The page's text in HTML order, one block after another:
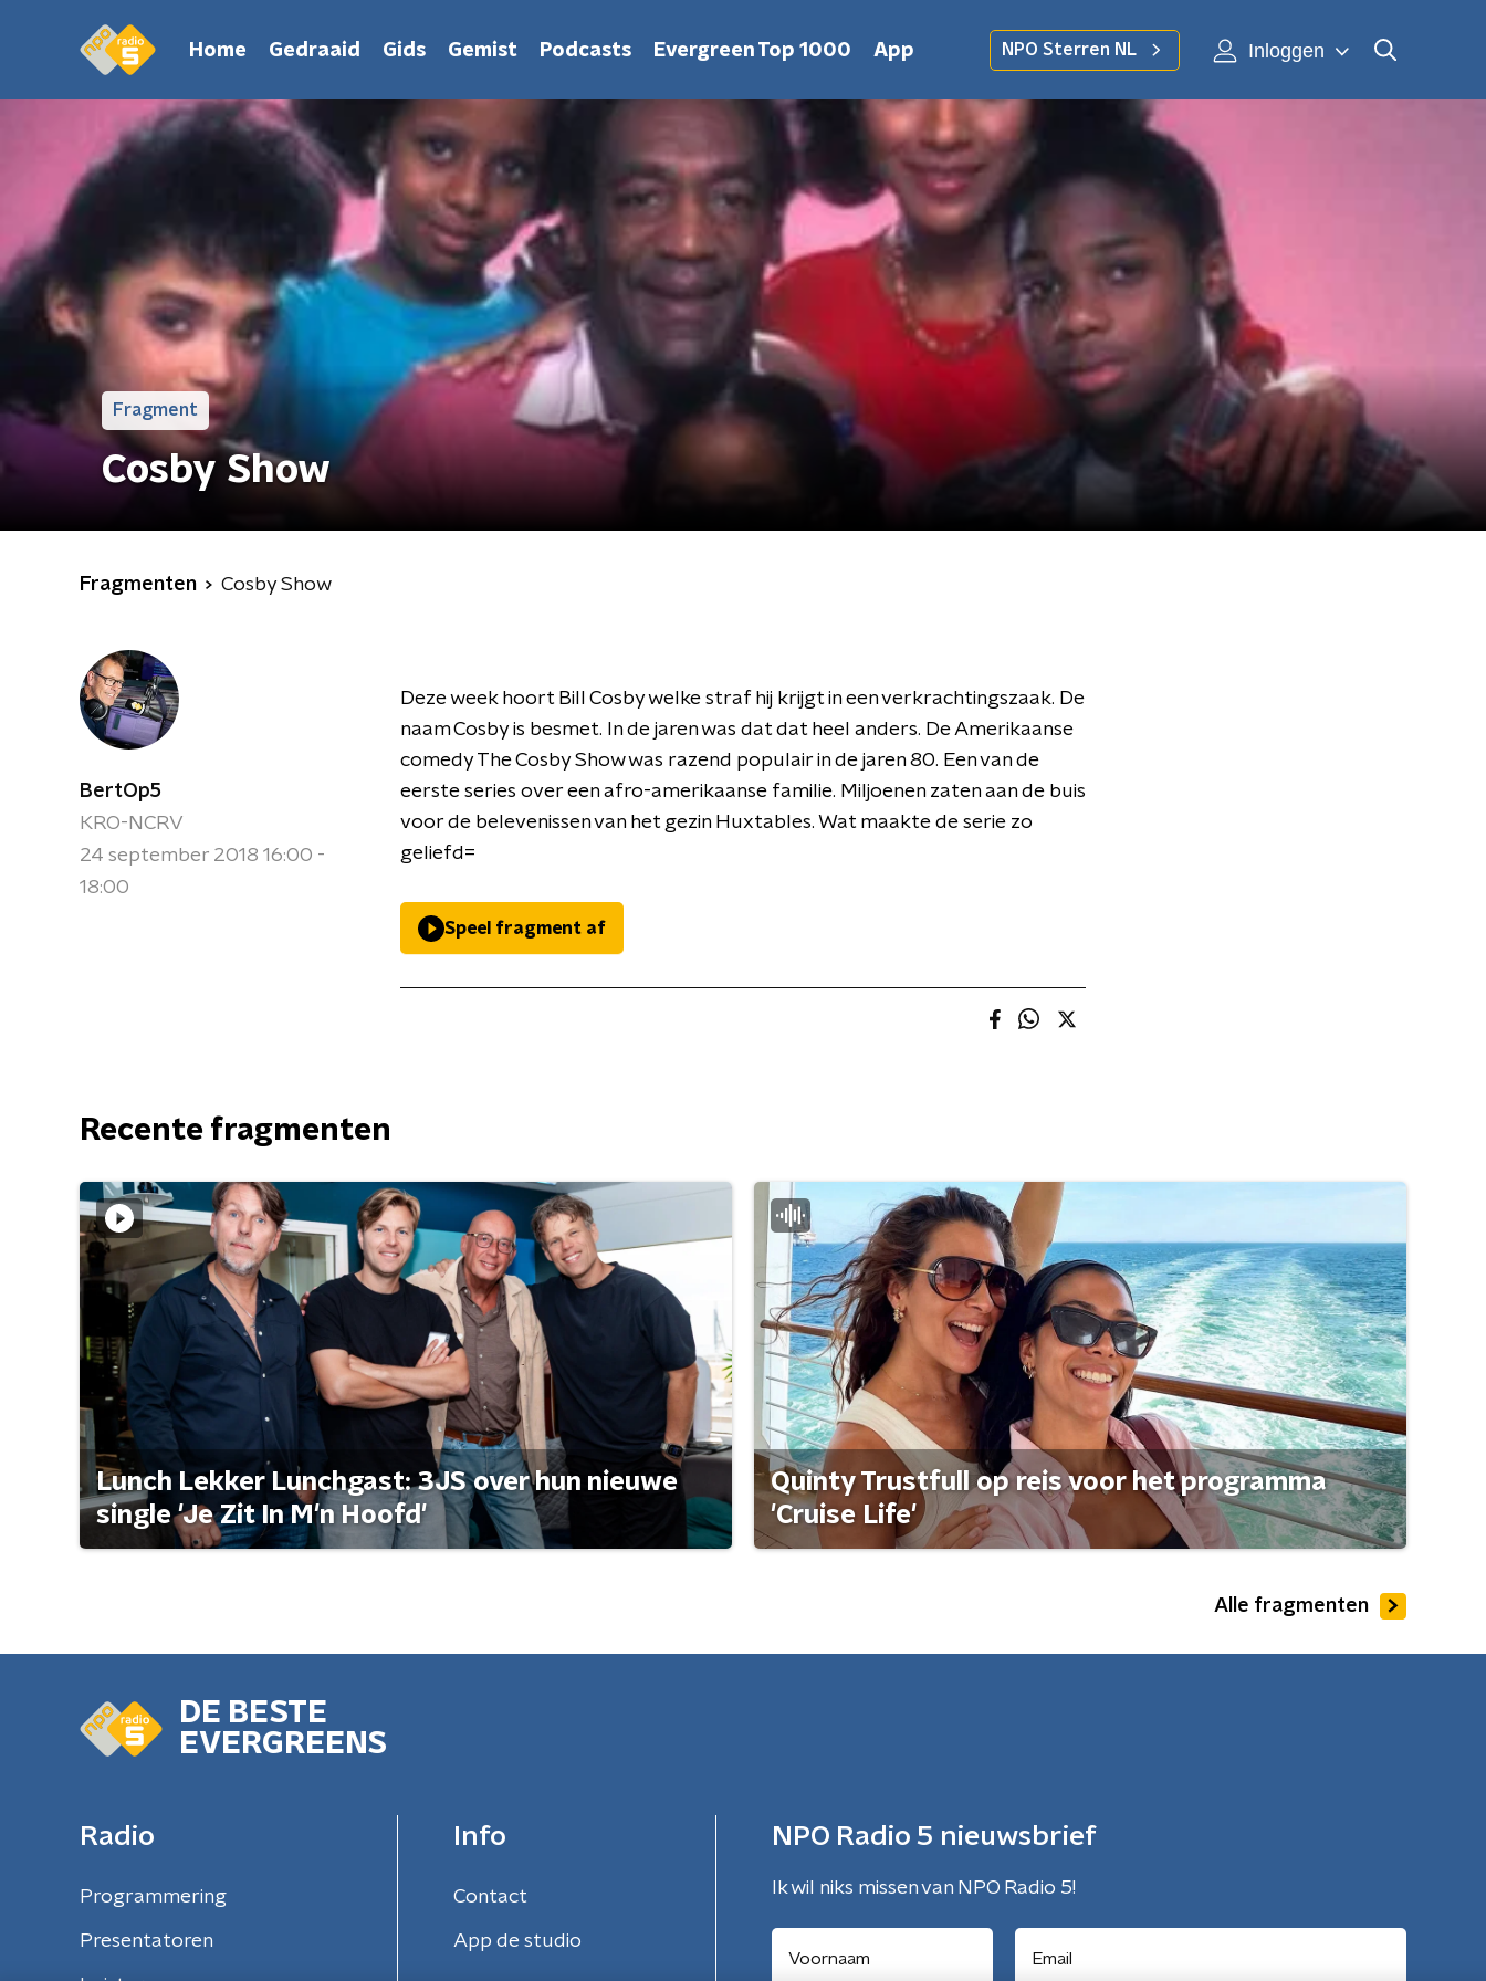
Home Gedraaid Gids Gemist Podcasts Evergreen Top 1000 App NPO Sterren NL Inloggen
Fragment
Cosby Show
Fragmenten Cosby Show
BertOp5
KRO-NCRV
24 september 2018 16:00 -
18:00
Deze week hoort Bill Cosby welke straf hij krijgt in een verkrachtingszaak. De
naam Cosby is besmet. In de jaren was dat dat heel anders. De Amerikaanse
comedy The Cosby Show was razend populair in de jaren 80. Een van de
eerste series over een afro-amerikaanse familie. Miljoenen zaten aan de buis
voor de belevenissen van het gezin Huxtables. Wat maakte de serie zo
geliefd=
Speel fragment af
Recente fragmenten
Lunch Lekker Lunchgast: 3JS over hun nieuwe
single 'Je Zit In M'n Hoofd'
Quinty Trustfull op reis voor het programma
'Cruise Life'
Alle fragmenten
DE BESTE
EVERGREENS
Radio
Programmering
Presentatoren
Info
Contact
App de studio
NPO Radio 5 nieuwsbrief
Ik wil niks missen van NPO Radio 5!